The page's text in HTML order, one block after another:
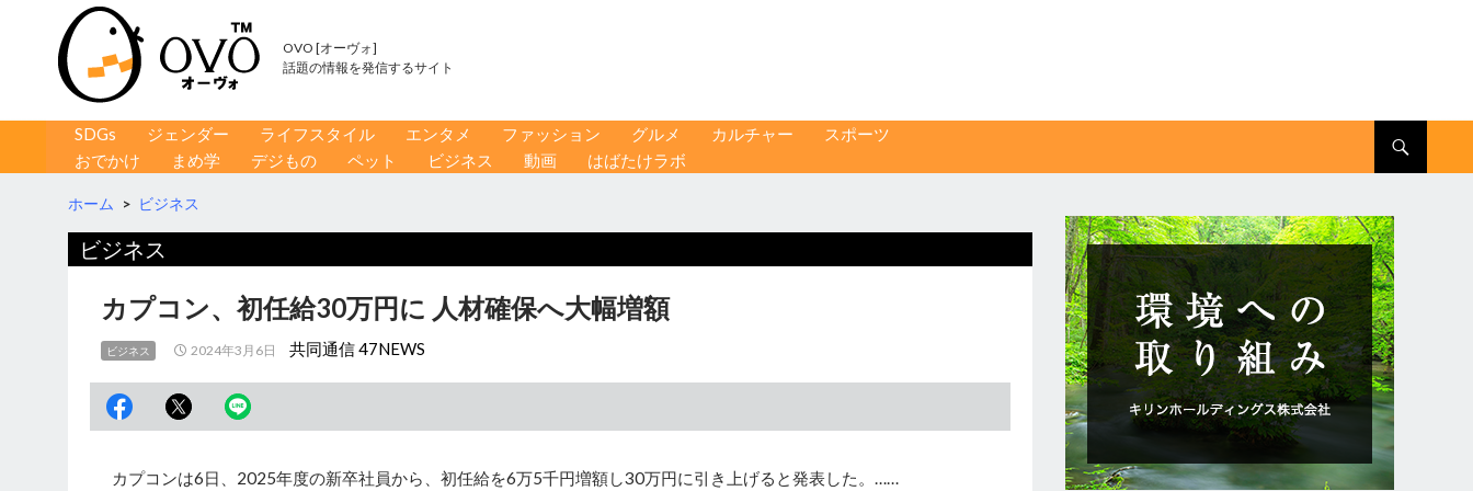
OVO [オーヴォ]
話題の情報を発信するサイト
コンテンツへ移動
SDGs ジェンダー ライフスタイル エンタメ ファッション グルメ カルチャー
スポーツ
おでかけ
まめ学 デジもの ペット ビジネス 動画 はばたけラボ
ホーム > ビジネス
ビジネス
カプコン、初任給30万円に 人材確保へ大幅増額
ビジネス 2024年3月6日 共同通信 47NEWS
カプコンは6日、2025年度の新卒社員から、初任給を6万5千円増額し30万円に引き上げると発表した。……